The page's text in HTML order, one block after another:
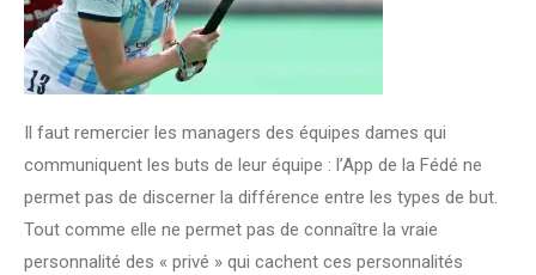
Il faut remercier les managers des équipes dames qui
communiquent les buts de leur équipe : l’App de la Fédé ne
permet pas de discerner la différence entre les types de but.
Tout comme elle ne permet pas de connaître la vraie
personnalité des « privé » qui cachent ces personnalités